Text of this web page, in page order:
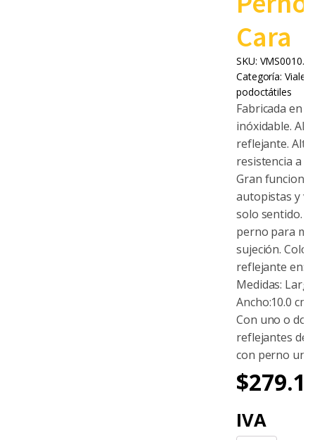
Cara
SKU:
Categoría:
podoctátiles
Fabricada en
inóxidable.
reflejante. Alta
resistencia a
Gran
autopistas y
solo sentido.
perno para
sujeción. Color
reflejante en:
Medidas:
Ancho:10.0 cm.
Con uno o dos
reflejantes de
con perno una
$
IVA